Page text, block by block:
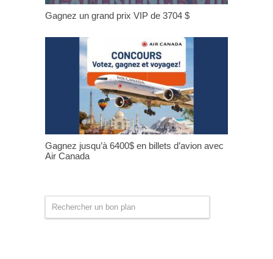
Gagnez un grand prix VIP de 3704 $
Gagnez jusqu’à 6400$ en billets d’avion avec
Air Canada